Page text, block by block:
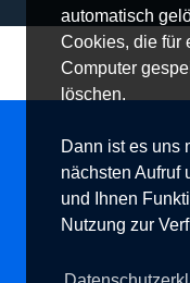
automatisch
Cookies, die für
Computer
löschen.
Dann ist es uns
nächsten Aufruf
und Ihnen
Nutzung zur